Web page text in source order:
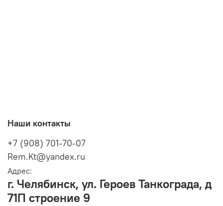
Наши контакты
+7 (908) 701-70-07
Rem.Kt@yandex.ru
Адрес:
г. Челябинск, ул. Героев Танкограда, д
71П строение 9